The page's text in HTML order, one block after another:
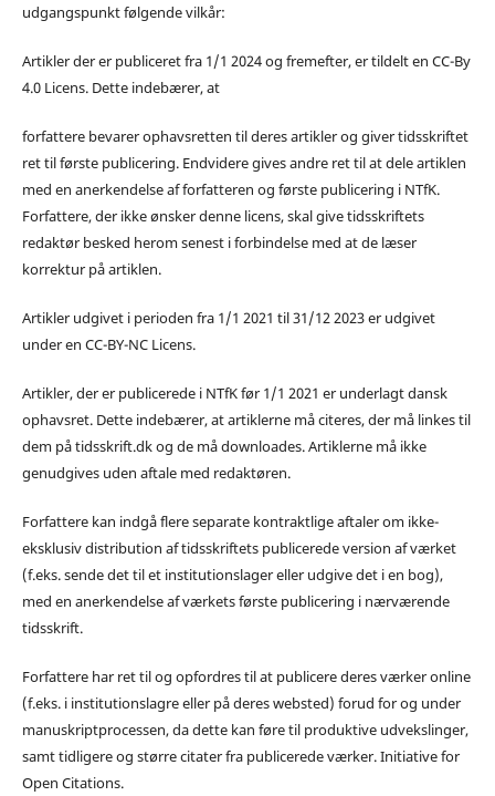
udgangspunkt følgende vilkår:
Artikler der er publiceret fra 1/1 2024 og fremefter, er tildelt en CC-By
4.0 Licens. Dette indebærer, at
forfattere bevarer ophavsretten til deres artikler og giver tidsskriftet
ret til første publicering. Endvidere gives andre ret til at dele artiklen
med en anerkendelse af forfatteren og første publicering i NTfK.
Forfattere, der ikke ønsker denne licens, skal give tidsskriftets
redaktør besked herom senest i forbindelse med at de læser
korrektur på artiklen.
Artikler udgivet i perioden fra 1/1 2021 til 31/12 2023 er udgivet
under en CC-BY-NC Licens.
Artikler, der er publicerede i NTfK før 1/1 2021 er underlagt dansk
ophavsret. Dette indebærer, at artiklerne må citeres, der må linkes til
dem på tidsskrift.dk og de må downloades. Artiklerne må ikke
genudgives uden aftale med redaktøren.
Forfattere kan indgå flere separate kontraktlige aftaler om ikke-
eksklusiv distribution af tidsskriftets publicerede version af værket
(f.eks. sende det til et institutionslager eller udgive det i en bog),
med en anerkendelse af værkets første publicering i nærværende
tidsskrift.
Forfattere har ret til og opfordres til at publicere deres værker online
(f.eks. i institutionslagre eller på deres websted) forud for og under
manuskriptprocessen, da dette kan føre til produktive udvekslinger,
samt tidligere og større citater fra publicerede værker. Initiative for
Open Citations.